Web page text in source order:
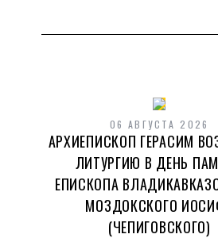
АРХИЕПИСКОП
ПАМЯТИ
06 АВГУСТА 2026
АРХИЕПИСКОП ГЕРАСИМ
ЛИТУРГИЮ В ДЕНЬ
ЕПИСКОПА
МОЗДОКСКОГО
(ЧЕПИГОВСКОГО)